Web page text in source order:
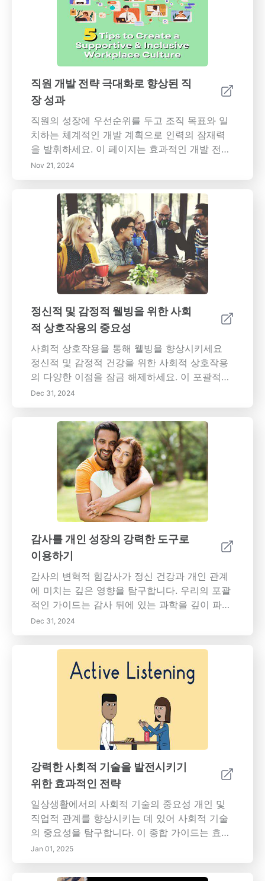
작용을 위해 공감 능력을 연습하는 방법을 배우
십시오. 건설적인 피드백을 주고받기 위한 실용
적인 팁과 함께, 이 종합 가이드는 개인이 의사소
통 기술을 강화하여 팀워크를 개선하고 협력 문
화를 촉진하도록 돕습니다.
직원 개발 전략 극대화로 향상된 직
장 성과
직원의 성장에 우선순위를 두고 조직 목표와 일
치하는 체계적인 개발 계획으로 인력의 잠재력
을 발휘하세요. 이 페이지는 효과적인 개발 전략
의 필수 요소를 깊이 있게 다루며, 지속적인 학
습, 기술 통합 및 지원적인 직장 문화의 중요성을
강조합니다. 정기적인 피드백, 성과 평가 및 개인
맞춤형 교육이 직원의 참여도와 유지율을 어떻
게 높일 수 있는지 알아보세요. 직원들이 소중히
여겨지고 전문 개발을 추구하도록 동기부여되는
분위기를 조성하는 방법을 배워보세요. 전자 학
습과 멘토십에서 혁신적인 VR 및 AR 교육 솔루
션까지 다양한 학습 기회를 탐색하세요. 전략적
인 직원 개발 투자로 조직이 오늘날의 역동적인
환경에서 적응하고 성장할 수 있도록 하세요.
Nov 21, 2024
정신적 및 감정적 웰빙을 위한 사회
적 상호작용의 중요성
사회적 상호작용을 통해 웰빙을 향상시키세요
정신적 및 감정적 건강을 위한 사회적 상호작용
의 다양한 이점을 잠금 해제하세요. 이 포괄적인
탐구는 타인과의 상호작용이 고독을 극복하고
감정적 회복력을 향상시키며 심지어 신체 건강
을 증진시키는 방법을 보여줍니다. 사회적 지원
의 중요한 역할과 커뮤니티 연결이 질병 회복을
촉진하는 방법, 그리고 기술이 우리의 상호작용
방식에 미치는 영향을 알아보세요. 감정 지능을
향상시키고 의미 있는 관계를 구축하며 소속감
을 증진시키기 위한 실용적인 전략을 배우세요.
여러분의 전반적인 웰빙을 키우고 더 행복하고
건강한 삶을 누리기 위한 사회적 네트워크의 기
본적인 중요성을 이해하는 데 함께 하세요.
Dec 31, 2024
감사를 개인 성장의 강력한 도구로
이용하기
감사의 변혁적 힘감사가 정신 건강과 개인 관계
에 미치는 깊은 영향을 탐구합니다. 우리의 포괄
적인 가이드는 감사 뒤에 있는 과학을 깊이 파고
들며, 이 간단한 실천이 감정적 웰빙을 향상시키
고 회복력을 키우며 전반적인 삶의 만족도를 개
선할 수 있는 방법을 밝힙니다. 감사 일기를 작성
하고 타인에게 감사를 표현하며 마음챙김을 실
천하는 등 일상에서 감사를 통합하기 위한 실용
적인 팁을 발견하십시오. 감사가 공감, 신뢰 및
열린 의사소통을 촉진하여 관계를 강화하는 방
법을 배우십시오. 또한, 감사가 직원 참여도 증가
및 지원적인 회사 문화를 포함한 직장에서의 긍
정적인 영향도 밝혀냅니다. 우리와 함께 감사한
마음가짐을 기르며 당신의 삶을 변화시키고 의
미 있는 관계를 만들어 가십시오.
Dec 31, 2024
강력한 사회적 기술을 발전시키기
위한 효과적인 전략
일상생활에서의 사회적 기술의 중요성 개인 및
직업적 관계를 향상시키는 데 있어 사회적 기술
의 중요성을 탐구합니다. 이 종합 가이드는 효과
적인 의사소통, 공감, 적극적인 경청 및 갈등 해
결과 같은 주요 사회적 능력을 설명합니다. 사회
불안을 극복하고, 구술 및 비언어적 의사소통을
Jan 01, 2025